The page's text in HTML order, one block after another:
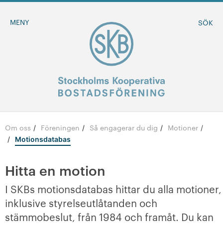
SÖK
MENY
BLI MEDLEM
-
Om oss
-
Föreningen
Om oss / Föreningen / Så engagerar du dig / Motioner
/ Motionsdatabas
Hitta en motion
I SKBs motionsdatabas hittar du alla motioner,
inklusive styrelseutlåtanden och
stämmobeslut, från 1984 och framåt. Du kan